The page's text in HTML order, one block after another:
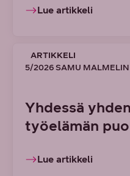
Lue artikkeli
ARTIKKELI
5/2026 SAMU MALMELIN
Yhdessä
työelämän
Lue artikkeli